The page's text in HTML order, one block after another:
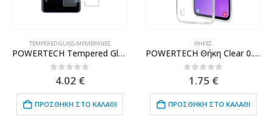
TEMPERED GLASS-ΜΕΜΒΡΆΝΕΣ
POWERTECH Tempered Glass 9H(0.33MM), για Nokia 5
out of 5
4.02 €
ΠΡΟΣΘΉΚΗ ΣΤΟ ΚΑΛΆΘΙ
ΘΉΚΕΣ
POWERTECH Θήκη Clear 0.5mm TPU για SAMSUNG Galaxy M10, διάφανη
out of 5
1.75 €
ΠΡΟΣΘΉΚΗ ΣΤΟ ΚΑΛΆΘΙ